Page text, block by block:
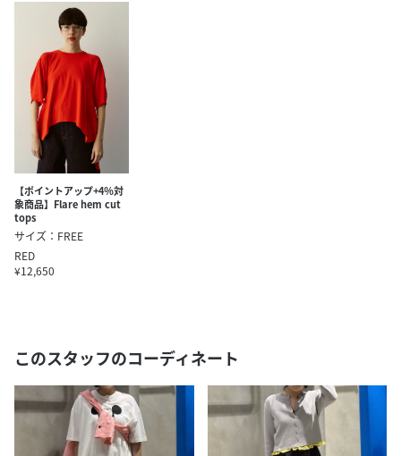
【ポイントアップ+4％対
象商品】Flare hem cut
tops
サイズ：FREE
RED
¥12,650
このスタッフのコーディネート